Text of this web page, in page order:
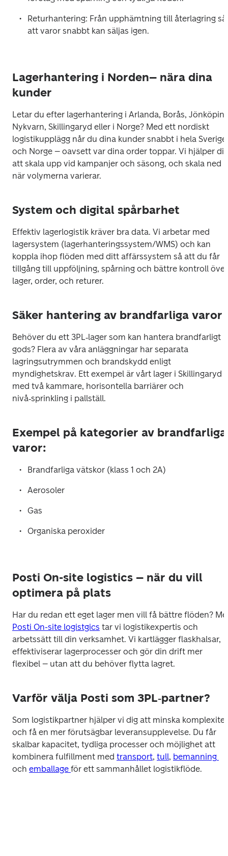
Returhantering: Från upphämtning till återlagring så
att varor snabbt kan säljas igen.
Lagerhantering i Norden– nära dina
kunder
Letar du efter lagerhantering i Arlanda, Borås,
Nykvarn, Skillingaryd eller i Norge? Med ett nordiskt
logistikupplägg når du dina kunder snabbt i hela Sverige
och Norge – oavsett var dina order toppar. Vi hjälper dig
att skala upp vid kampanjer och säsong, och skala ned
när volymerna varierar.
System och digital spårbarhet
Effektiv lagerlogistik kräver bra data. Vi arbetar med
lagersystem (lagerhanteringssystem/WMS) och kan
koppla ihop flöden med ditt affärssystem så att du får
tillgång till uppföljning, spårning och bättre kontroll över
lager, order, och returer.
Säker hantering av brandfarliga varor
Behöver du ett 3PL‑lager som kan hantera brandfarligt
gods? Flera av våra anläggningar har separata
lagringsutrymmen och brandskydd enligt
myndighetskrav. Ett exempel är vårt lager i Skillingaryd
med två kammare, horisontella barriärer och
nivå‑sprinkling i pallställ.
Exempel på kategorier av brandfarliga
varor:
Brandfarliga vätskor (klass 1 och 2A)
Aerosoler
Gas
Organiska peroxider
Posti On-site logistics – när du vill
optimera på plats
Posti On-site logistgics tar vi logistikexpertis och
arbetssätt till din verksamhet. Vi kartlägger flaskhalsar,
effektiviserar lagerprocesser och gör din drift mer
flexibel – utan att du behöver flytta lagret.
Varför välja Posti som 3PL‑partner?
Som logistikpartner hjälper vi dig att minska komplexitet
och få en mer förutsägbar leveransupplevelse. Du får
skalbar kapacitet, tydliga processer och möjlighet att
kombinera fulfillment med transport, tull,
och emballage för ett sammanhållet logistikflöde.